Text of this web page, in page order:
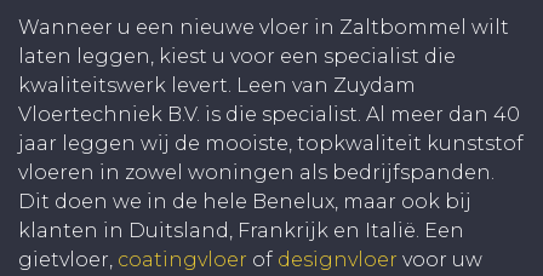
Wanneer u een nieuwe vloer in Zaltbommel wilt
laten leggen, kiest u voor een specialist die
kwaliteitswerk levert. Leen van Zuydam
Vloertechniek B.V. is die specialist. Al meer dan 40
jaar leggen wij de mooiste, topkwaliteit kunststof
vloeren in zowel woningen als bedrijfspanden.
Dit doen we in de hele Benelux, maar ook bij
klanten in Duitsland, Frankrijk en Italië. Een
gietvloer, coatingvloer of designvloer voor uw